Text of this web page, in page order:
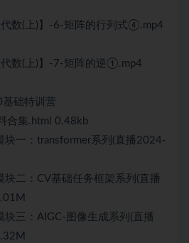
数(上)】-6-矩阵的行列式④.mp4
数(上)】-7-矩阵的逆①.mp4
础特训营
合集.html 0.48kb
块一：transformer系列(直播2024-
二：CV基础任务框架系列(直播
三：AIGC-图像生成系列(直播